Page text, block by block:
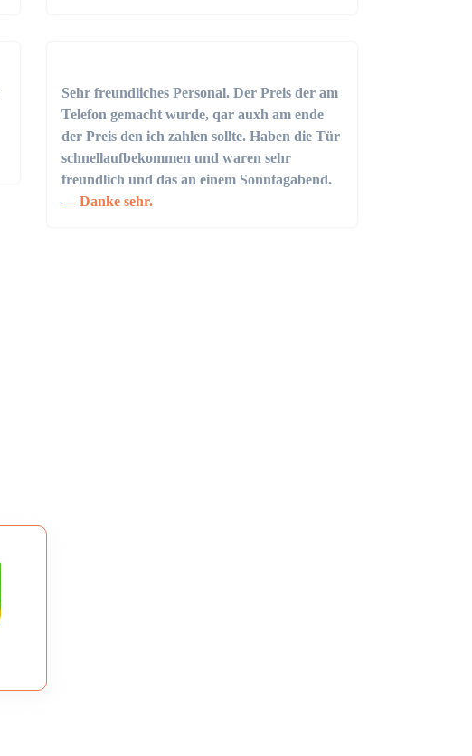
Sehr freundliches Personal. Der Preis der am
Telefon gemacht wurde, qar auxh am ende
der Preis den ich zahlen sollte. Haben die Tür
schnellaufbekommen und waren sehr
freundlich und das an einem Sonntagabend.
Danke sehr.